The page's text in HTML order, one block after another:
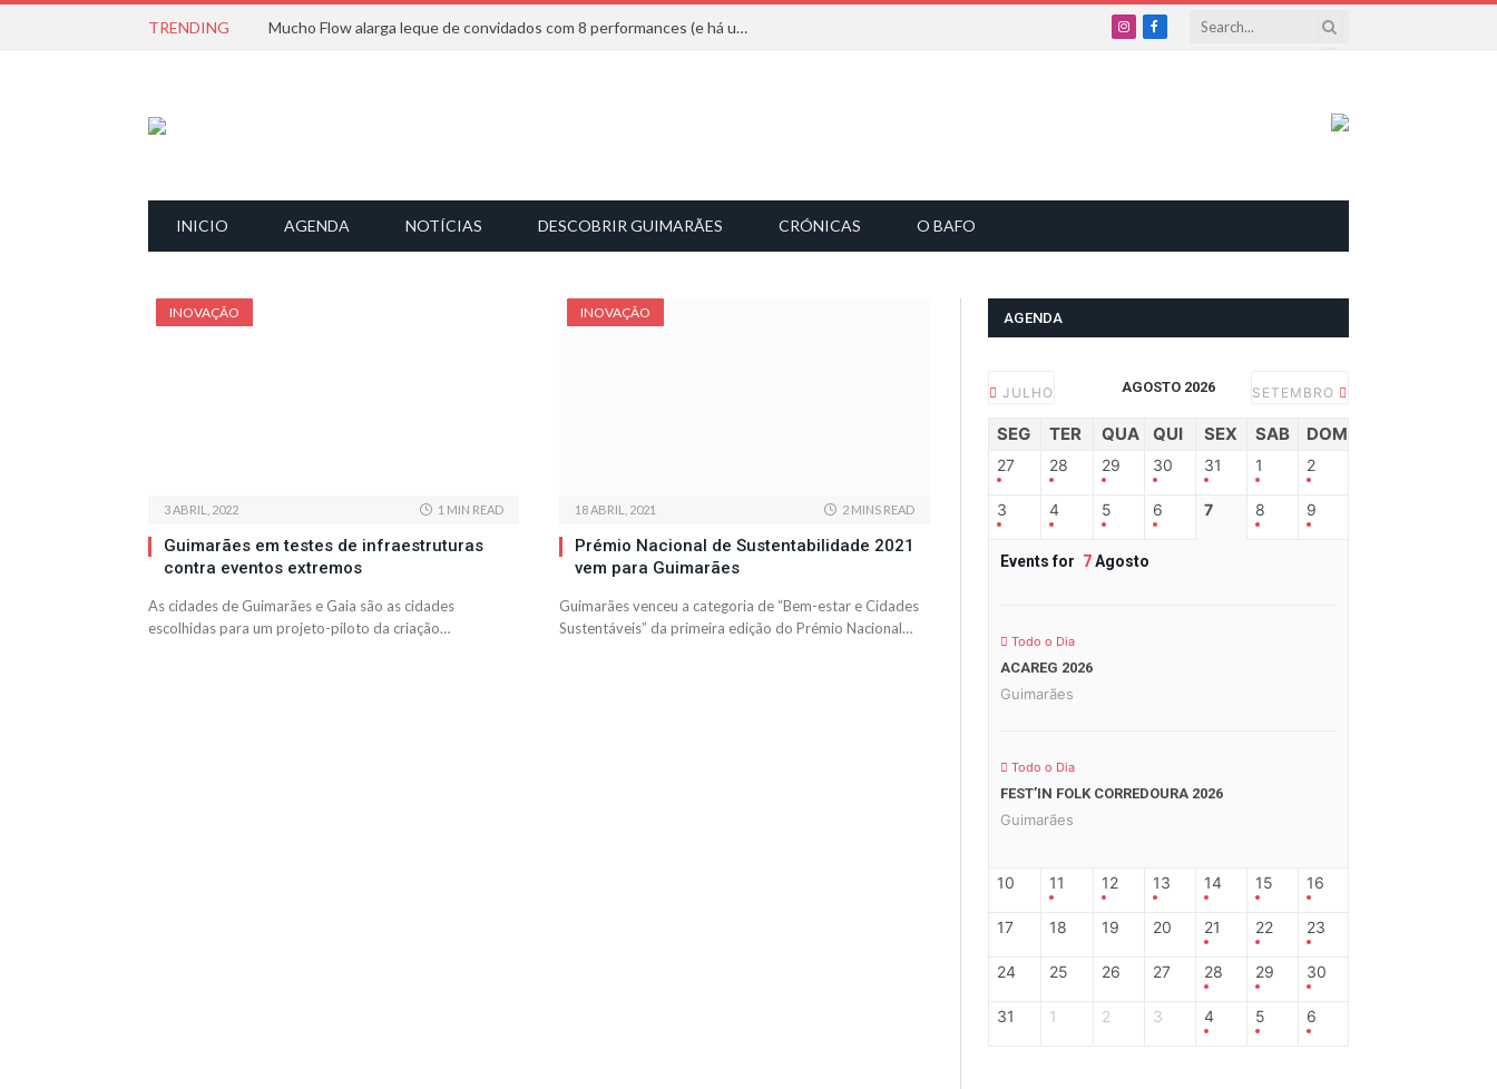
TRENDING Mucho Flow alarga leque de convidados com 8 performances (e há uma saída)
InstagramFacebook
INICIO AGENDA NOTÍCIAS DESCOBRIR GUIMARÃES CRÓNICAS O BAFO
INOVAÇÃO
3 ABRIL, 2022 1 MIN READ
Guimarães em testes de infraestruturas
contra eventos extremos
As cidades de Guimarães e Gaia são as cidades
escolhidas para um projeto-piloto da criação…
INOVAÇÃO
18 ABRIL, 2021 2 MINS READ
Prémio Nacional de Sustentabilidade 2021
vem para Guimarães
Guimarães venceu a categoria de “Bem-estar e Cidades
Sustentáveis” da primeira edição do Prémio Nacional…
AGENDA
JULHO AGOSTO 2026 SETEMBRO
SEG TER QUA QUI SEX SAB DOM
27 28 29 30 31 1 2
3 4 5 6 7 8 9
Events for 7Agosto
Todo o Dia
ACAREG 2026
Guimarães
Todo o Dia
FEST’IN FOLK CORREDOURA 2026
Guimarães
10 11 12 13 14 15 16
17 18 19 20 21 22 23
24 25 26 27 28 29 30
31 1 2 3 4 5 6